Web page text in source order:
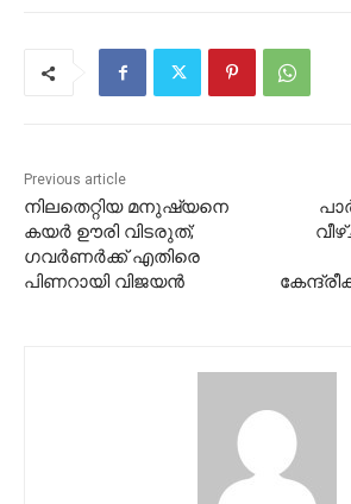
Previous article
നിലതെറ്റിയ മനുഷ്യനെ
കയര്‍ ഊരി വിടരുത്;
ഗവർണർക്ക് എതിരെ
പിണറായി വിജയൻ